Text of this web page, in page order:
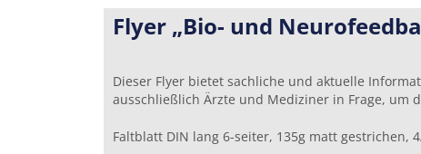
Flyer „Bio- und
Dieser Flyer bietet sachliche und aktuelle
ausschließlich Ärzte und Mediziner in Frage, um
Faltblatt DIN lang 6-seiter, 135g matt gestrichen,